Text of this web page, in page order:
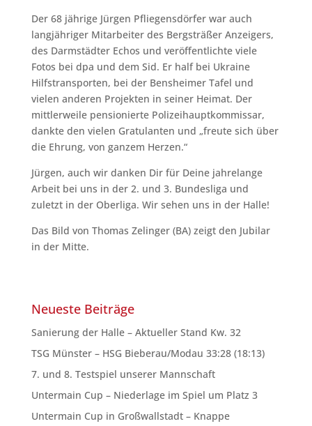
Der 68 jährige Jürgen Pfliegensdörfer war auch
langjähriger Mitarbeiter des Bergsträßer Anzeigers,
des Darmstädter Echos und veröffentlichte viele
Fotos bei dpa und dem Sid. Er half bei Ukraine
Hilfstransporten, bei der Bensheimer Tafel und
vielen anderen Projekten in seiner Heimat. Der
mittlerweile pensionierte Polizeihauptkommissar,
dankte den vielen Gratulanten und „freute sich über
die Ehrung, von ganzem Herzen.“
Jürgen, auch wir danken Dir für Deine jahrelange
Arbeit bei uns in der 2. und 3. Bundesliga und
zuletzt in der Oberliga. Wir sehen uns in der Halle!
Das Bild von Thomas Zelinger (BA) zeigt den Jubilar
in der Mitte.
Neueste Beiträge
Sanierung der Halle – Aktueller Stand Kw. 32
TSG Münster – HSG Bieberau/Modau 33:28 (18:13)
7. und 8. Testspiel unserer Mannschaft
Untermain Cup – Niederlage im Spiel um Platz 3
Untermain Cup in Großwallstadt – Knappe